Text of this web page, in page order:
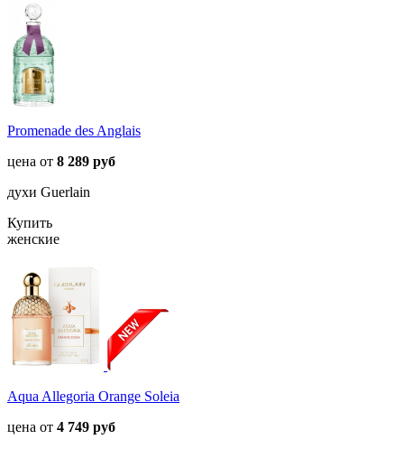
Promenade des Anglais
цена от 8 289 руб
духи Guerlain
Купить
женские
Aqua Allegoria Orange Soleia
цена от 4 749 руб